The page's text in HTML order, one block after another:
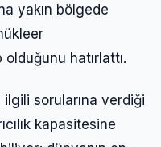
yakın bölgede
olduğunu hatırlattı.
sorularına verdiği
kapasitesine